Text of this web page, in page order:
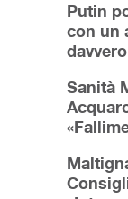
Putin
con un
Sanità